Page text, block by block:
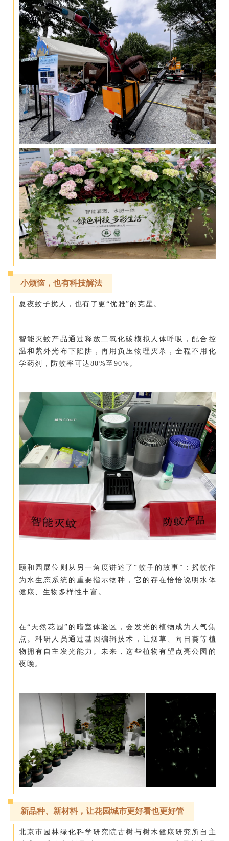
小烦恼，也有科技解法
夏夜蚊子扰人，也有了更“优雅”的克星。
智能灭蚊产品通过释放二氧化碳模拟人体呼吸，配合控
温和紫外光布下陷阱，再用负压物理灭杀，全程不用化
学药剂，防蚊率可达80%至90%。
颐和园展位则从另一角度讲述了“蚊子的故事”：摇蚊作
为水生态系统的重要指示物种，它的存在恰恰说明水体
健康、生物多样性丰富。
在“天然花园”的暗室体验区，会发光的植物成为人气焦
点。科研人员通过基因编辑技术，让烟草、向日葵等植
物拥有自主发光能力。未来，这些植物有望点亮公园的
夜晚。
新品种、新材料，让花园城市更好看也更好管
北京市园林绿化科学研究院古树与树木健康研究所自主